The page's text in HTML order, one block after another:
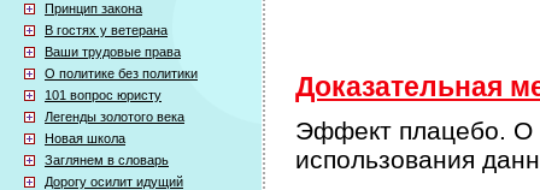
Принцип закона
В гостях у ветерана
Ваши трудовые права
О политике без политики
101 вопрос юристу
Легенды золотого века
Новая школа
Заглянем в словарь
Дорогу осилит идущий
Доказательная
Эффект плацебо. О
использования